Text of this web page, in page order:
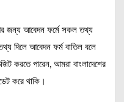
জন্য আবেদন ফর্মে সকল তথ্য
দিলে আবেদন ফর্ম বাতিল বলে
করতে পারেন, আমরা বাংলাদেশের
করে থাকি।